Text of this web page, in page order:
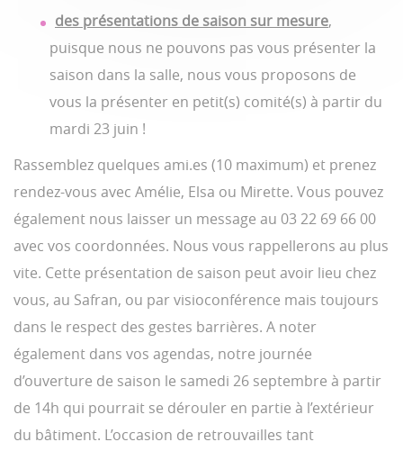
des présentations de saison sur mesure,
puisque nous ne pouvons pas vous présenter la
saison dans la salle, nous vous proposons de
vous la présenter en petit(s) comité(s) à partir du
mardi 23 juin !
Rassemblez quelques ami.es (10 maximum) et prenez
rendez-vous avec Amélie, Elsa ou Mirette. Vous pouvez
également nous laisser un message au 03 22 69 66 00
avec vos coordonnées. Nous vous rappellerons au plus
vite. Cette présentation de saison peut avoir lieu chez
vous, au Safran, ou par visioconférence mais toujours
dans le respect des gestes barrières. A noter
également dans vos agendas, notre journée
d’ouverture de saison le samedi 26 septembre à partir
de 14h qui pourrait se dérouler en partie à l’extérieur
du bâtiment. L’occasion de retrouvailles tant